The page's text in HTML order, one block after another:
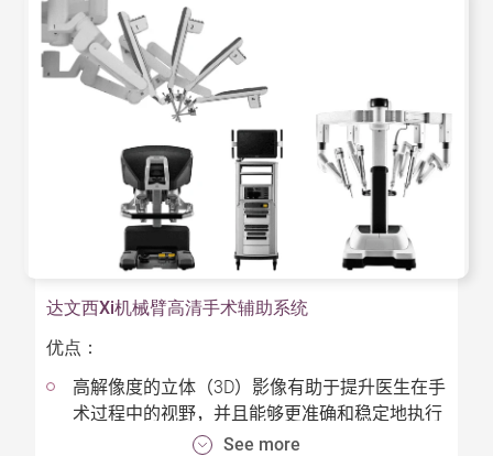
既细致又准确。对于讲求高精确度的微创脊椎手
术，抑或较复杂的脑部手术均大派用场。
更精准：系统提供真正的实时及高解像度的3D影
像素描，而非利用2D图像拼贴，提高手术的精准
更有效：预先计算置入植入物的路径继而进行定
位，令手术过程更快捷顺畅，提升医疗成效。
更安全：3D影像素描导航能确保植入物的位置准
人、医生和医护人员所接收的辐射剂量亦相对减
低。
达文西Xi机械臂高清手术辅助系统
优点：
高解像度的立体（3D）影像有助于提升医生在手
术过程中的视野，并且能够更准确和稳定地执行
See more